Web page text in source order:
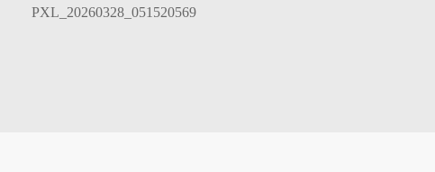
PXL_20260328_051520569